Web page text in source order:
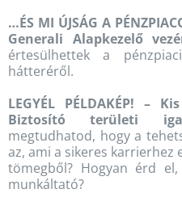
…ÉS MI ÚJSÁG A
Generali Alapkezelő
értesülhettek a
hátteréről.
LEGYÉL PÉLDAKÉP! –
Biztosító területi
megtudhatod, hogy a
az, ami a sikeres karrierhez
tömegből? Hogyan érd
munkáltató?